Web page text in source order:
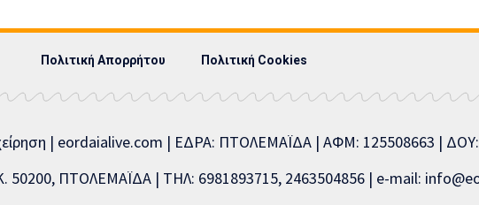
Πολιτική Απορρήτου Πολιτική Cookies
| eordaialive.com | ΕΔΡΑ: ΠΤΟΛΕΜΑΪΔΑ | ΑΦΜ: 125508663 |
ΠΤΟΛΕΜΑΪΔΑ | ΤΗΛ: 6981893715, 2463504856 | e-mail: